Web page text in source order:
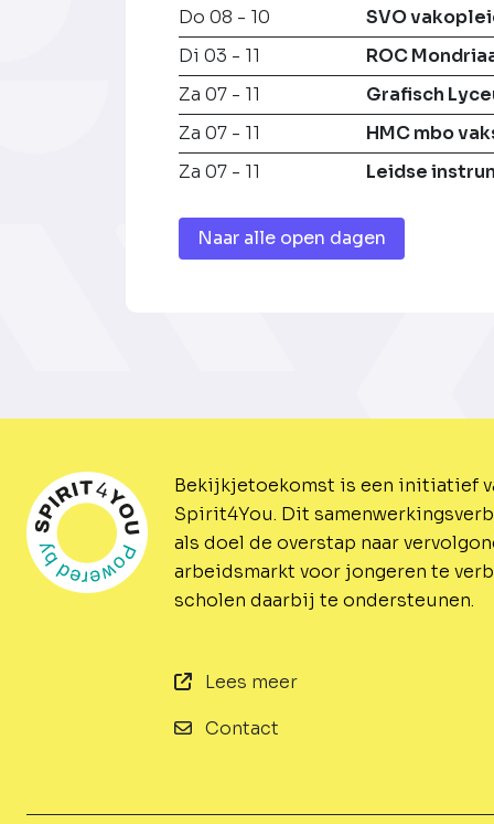
Do 08 - 10
SVO
Di 03 - 11
ROC
Za 07 - 11
Grafisch
Za 07 - 11
HMC mbo
Za 07 - 11
Leidse
Naar alle open dagen
Bekijkjetoekomst is een initiatief
Spirit4You. Dit
als doel de overstap naar
arbeidsmarkt voor jongeren te
scholen daarbij te ondersteunen.
Lees meer
Contact